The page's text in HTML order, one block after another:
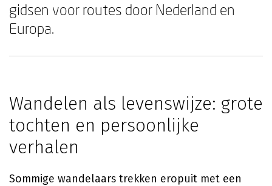
gidsen voor routes door Nederland en
Europa.
Wandelen als levenswijze: grote
tochten en persoonlijke
verhalen
Sommige wandelaars trekken eropuit met een